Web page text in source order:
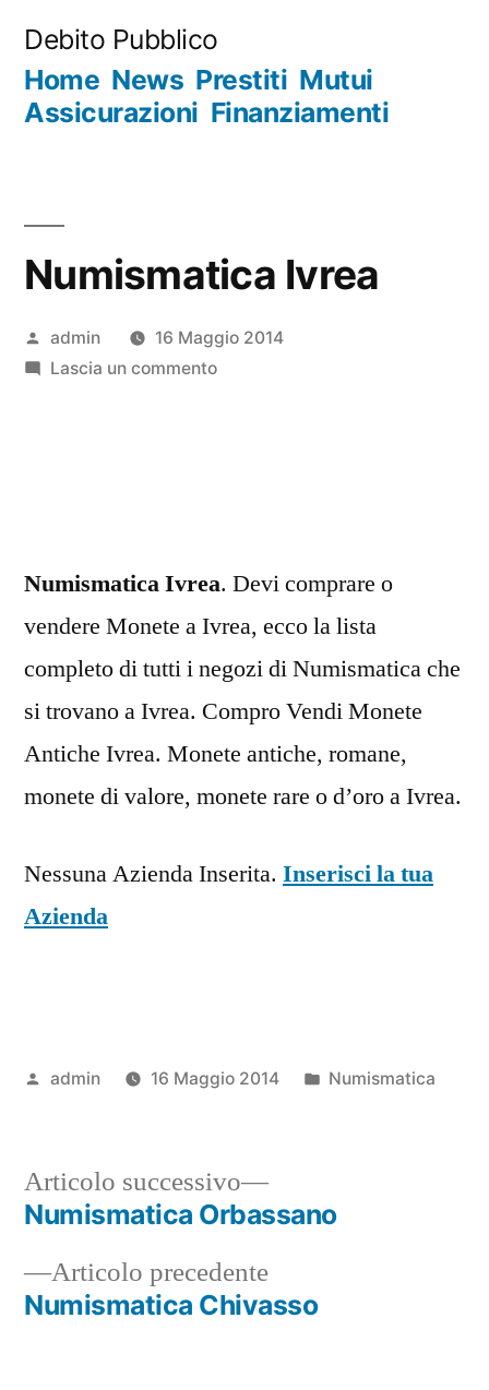
contenuto
Debito Pubblico
Home News Prestiti Mutui
Assicurazioni Finanziamenti
Numismatica Ivrea
Pubblicato
da
admin
16 Maggio 2014
Lascia un commentosu
Numismatica Ivrea. Devi comprare o
vendere Monete a Ivrea, ecco la lista
completo di tutti i negozi di Numismatica che
si trovano a Ivrea. Compro Vendi Monete
Antiche Ivrea. Monete antiche, romane,
monete di valore, monete rare o d’oro a Ivrea.
Nessuna Azienda Inserita. Inserisci la tua
Azienda
Pubblicato
admin 16 Maggio 2014
Pubblicato
Numismatica
Navigazione
articoli
Articolo precedenteArticolo
precedente:
Numismatica Chivasso
Articolo successivo
Articolo
successivo:
Numismatica Orbassano